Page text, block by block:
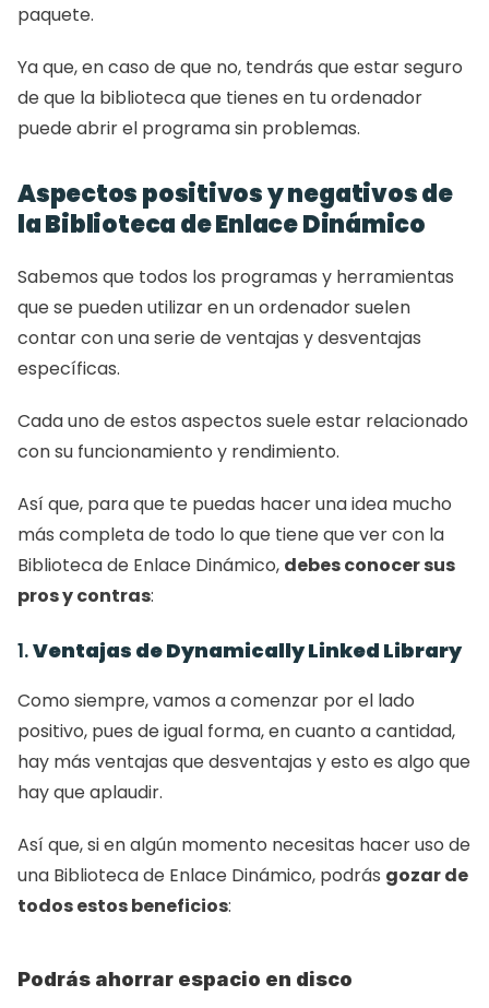
paquete.
Ya que, en caso de que no, tendrás que estar seguro
de que la biblioteca que tienes en tu ordenador
puede abrir el programa sin problemas.
Aspectos positivos y negativos de
la Biblioteca de Enlace Dinámico
Sabemos que todos los programas y herramientas
que se pueden utilizar en un ordenador suelen
contar con una serie de ventajas y desventajas
específicas.
Cada uno de estos aspectos suele estar relacionado
con su funcionamiento y rendimiento.
Así que, para que te puedas hacer una idea mucho
más completa de todo lo que tiene que ver con la
Biblioteca de Enlace Dinámico, debes conocer sus
pros y contras:
1. Ventajas de Dynamically Linked Library
Como siempre, vamos a comenzar por el lado
positivo, pues de igual forma, en cuanto a cantidad,
hay más ventajas que desventajas y esto es algo que
hay que aplaudir.
Así que, si en algún momento necesitas hacer uso de
una Biblioteca de Enlace Dinámico, podrás gozar de
todos estos beneficios:
Podrás ahorrar espacio en disco